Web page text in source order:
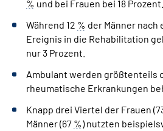
% und bei Frauen bei 18­ Prozent.
Während 12­ % der Männer
Ereignis in die Rehabilitation
nur 3­ Prozent.
Ambulant werden größtenteils
rheumatische Erkrankungen
Knapp drei Viertel der Frauen
Männer (67­ %) nutzten